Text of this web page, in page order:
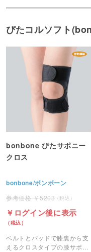
ぴたコルソフト
bonbone ぴたサポニー
クロス
bonbone/ボンボーン
5203
ログイン後に表示
ベルトとパッドで膝裏から支
えるクロスタイプの膝サポー